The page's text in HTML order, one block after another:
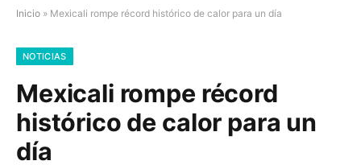
Inicio » Mexicali rompe récord histórico de calor para un día
NOTICIAS
Mexicali rompe récord
histórico de calor para un
día